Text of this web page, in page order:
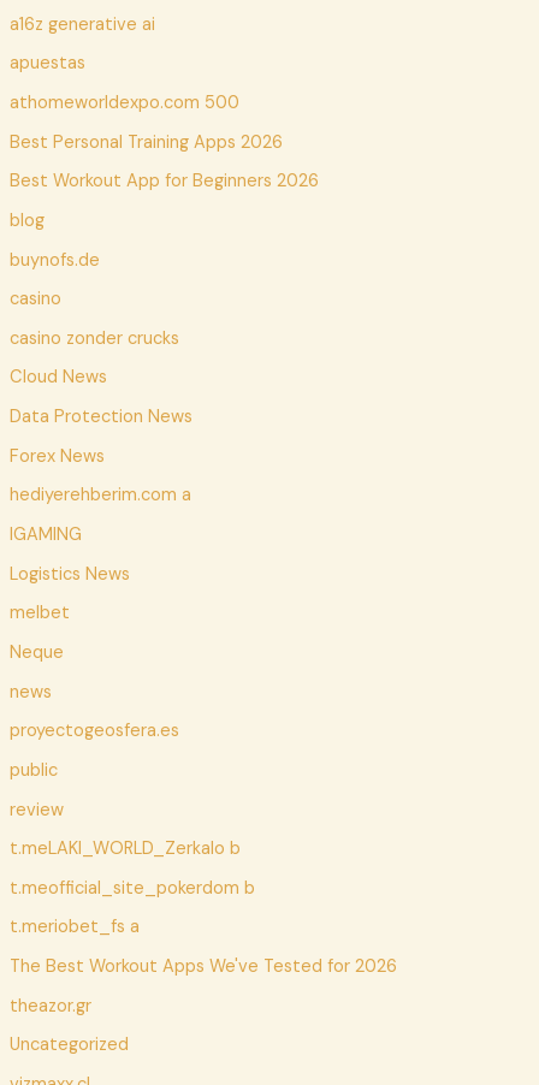
a16z generative ai
apuestas
athomeworldexpo.com 500
Best Personal Training Apps 2026
Best Workout App for Beginners 2026
blog
buynofs.de
casino
casino zonder crucks
Cloud News
Data Protection News
Forex News
hediyerehberim.com a
IGAMING
Logistics News
melbet
Neque
news
proyectogeosfera.es
public
review
t.meLAKI_WORLD_Zerkalo b
t.meofficial_site_pokerdom b
t.meriobet_fs a
The Best Workout Apps We've Tested for 2026
theazor.gr
Uncategorized